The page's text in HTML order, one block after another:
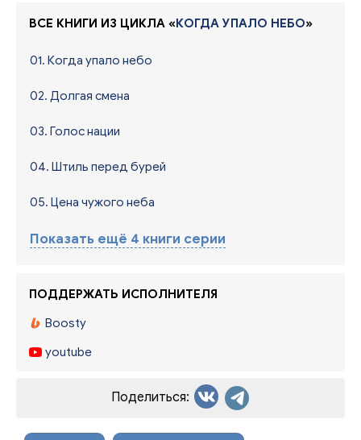
ВСЕ КНИГИ ИЗ ЦИКЛА «КОГДА УПАЛО НЕБО»
01. Когда упало небо
02. Долгая смена
03. Голос нации
04. Штиль перед бурей
05. Цена чужого неба
Показать ещё 4 книги серии
ПОДДЕРЖАТЬ ИСПОЛНИТЕЛЯ
Boosty
youtube
Поделиться: